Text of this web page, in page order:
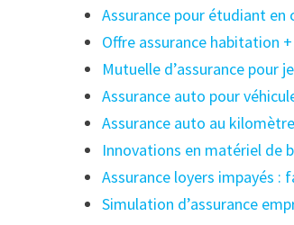
Assurance pour étudiant en
Offre assurance habitation
Mutuelle d’assurance pour
Assurance auto pour
Assurance auto au
Innovations en matériel de
Assurance loyers impayés :
Simulation d’assurance